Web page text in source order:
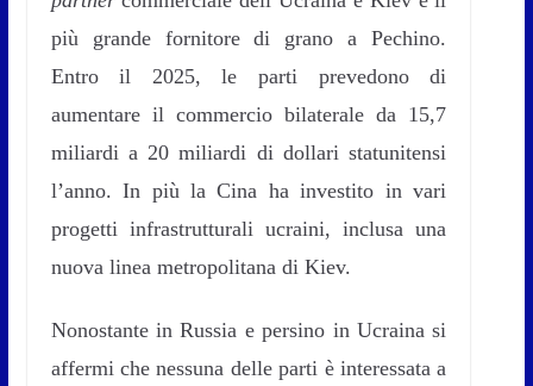
più grande fornitore di grano a Pechino.
Entro il 2025, le parti prevedono di
aumentare il commercio bilaterale da 15,7
miliardi a 20 miliardi di dollari statunitensi
l’anno. In più la Cina ha investito in vari
progetti infrastrutturali ucraini, inclusa una
nuova linea metropolitana di Kiev.
Nonostante in Russia e persino in Ucraina si
affermi che nessuna delle parti è interessata a